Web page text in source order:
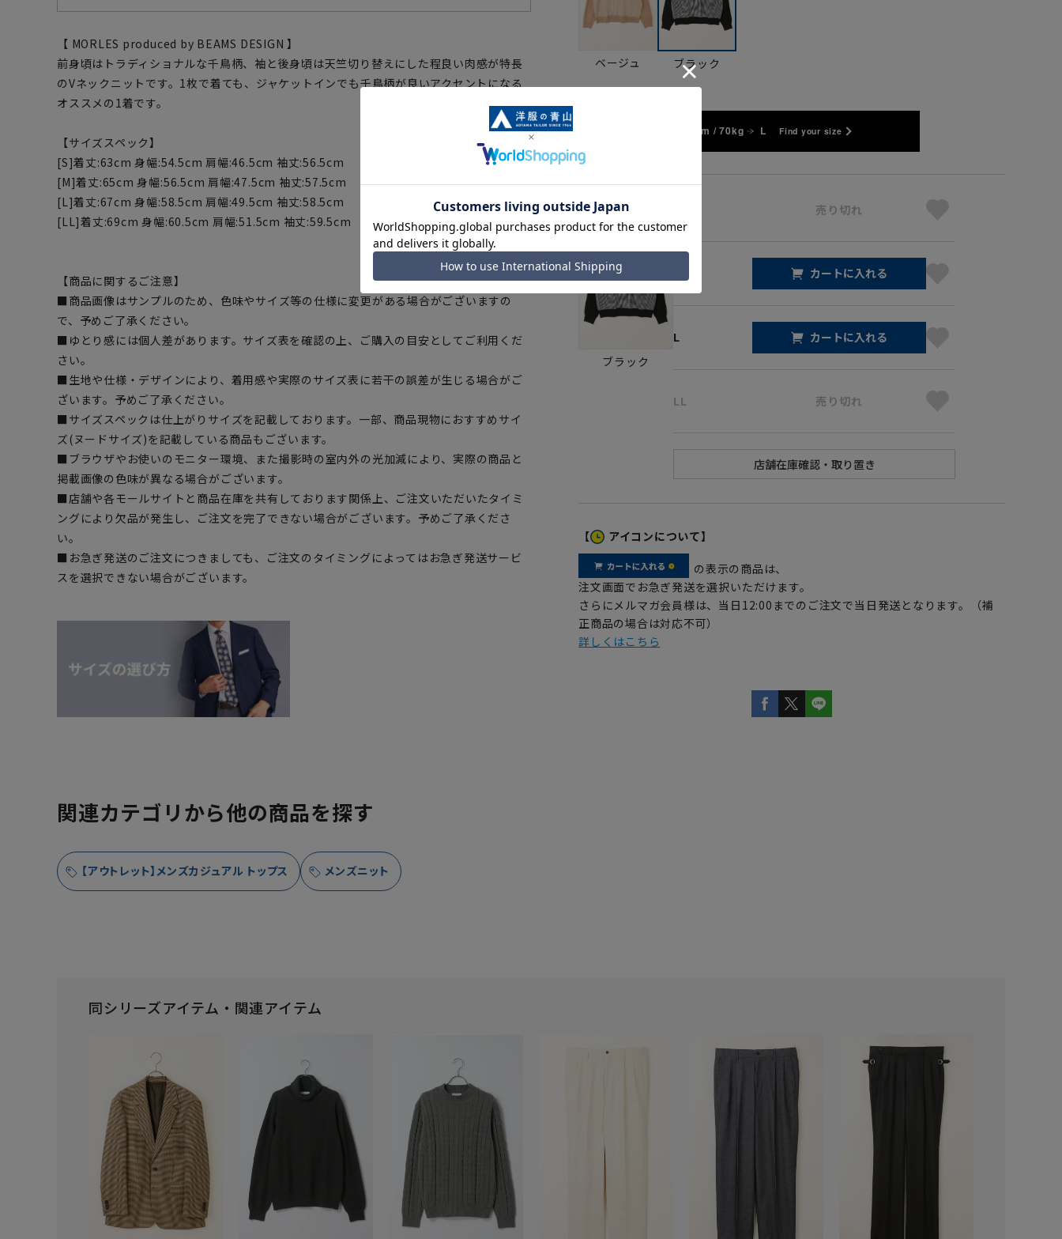
【 MORLES produced by BEAMS DESIGN 】
前身頃はトラディショナルな千鳥柄、袖と後身頃は天竺切り替えにした程良い肉感が特長
のVネックニットです。1枚で着ても、ジャケットインでも千鳥柄が良いアクセントになる
オススメの1着です。
【サイズスペック】
[S]着丈:63cm 身幅:54.5cm 肩幅:46.5cm 袖丈:56.5cm
[M]着丈:65cm 身幅:56.5cm 肩幅:47.5cm 袖丈:57.5cm
[L]着丈:67cm 身幅:58.5cm 肩幅:49.5cm 袖丈:58.5cm
[LL]着丈:69cm 身幅:60.5cm 肩幅:51.5cm 袖丈:59.5cm
【商品に関するご注意】
■商品画像はサンプルのため、色味やサイズ等の仕様に変更がある場合がございますの
で、予めご了承ください。
■ゆとり感には個人差があります。サイズ表を確認の上、ご購入の目安としてご利用くだ
さい。
■生地や仕様・デザインにより、着用感や実際のサイズ表に若干の誤差が生じる場合がご
ざいます。予めご了承ください。
■サイズスペックは仕上がりサイズを記載しております。一部、商品現物におすすめサイ
ズ(ヌードサイズ)を記載している商品もございます。
■ブラウザやお使いのモニター環境、また撮影時の室内外の光加減により、実際の商品と
掲載画像の色味が異なる場合がございます。
■店舗や各モールサイトと商品在庫を共有しております関係上、ご注文いただいたタイミ
ングにより欠品が発生し、ご注文を完了できない場合がございます。予めご了承くださ
い。
■お急ぎ発送のご注文につきましても、ご注文のタイミングによってはお急ぎ発送サービ
スを選択できない場合がございます。
ベージュ ブラック
173cm / 70kg L Find your size
ブラック
売り切れ
カートに入れる
L カートに入れる
LL 売り切れ
【 アイコンについて】
の表示の商品は、
注文画面でお急ぎ発送を選択いただけます。
さらにメルマガ会員様は、当日12:00までのご注文で当日発送となります。（補
正商品の場合は対応不可）
詳しくはこちら
関連カテゴリから他の商品を探す
【アウトレット】メンズカジュアル トップス メンズニット
同シリーズアイテム・関連アイテム